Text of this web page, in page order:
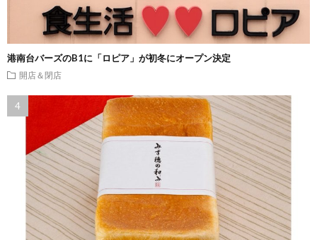
港南台バーズのB1に「ロピア」が初冬にオープン決定
開店＆閉店